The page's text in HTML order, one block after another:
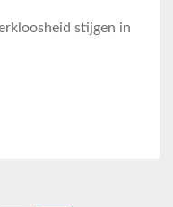
stijgen in